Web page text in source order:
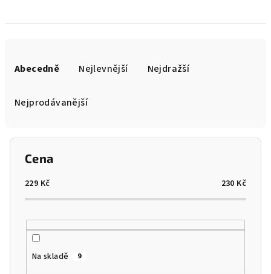
Abecedně Nejlevnější Nejdražší
Nejprodávanější
Cena
229 Kč 230 Kč
Na skladě 9